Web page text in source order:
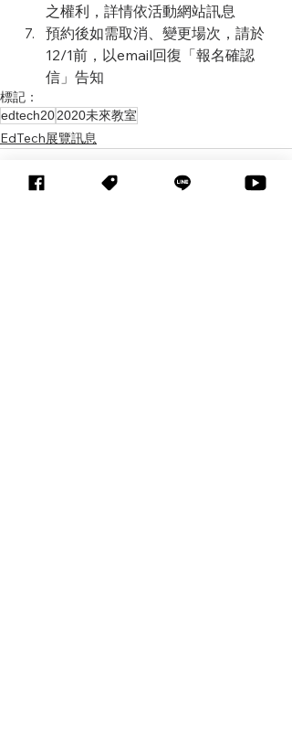
之權利，詳情依活動網站訊息
預約後如需取消、變更場次，請於
12/1前，以email回復「報名確認
信」告知
標記：
edtech202020未來教室
EdTech展覽訊息